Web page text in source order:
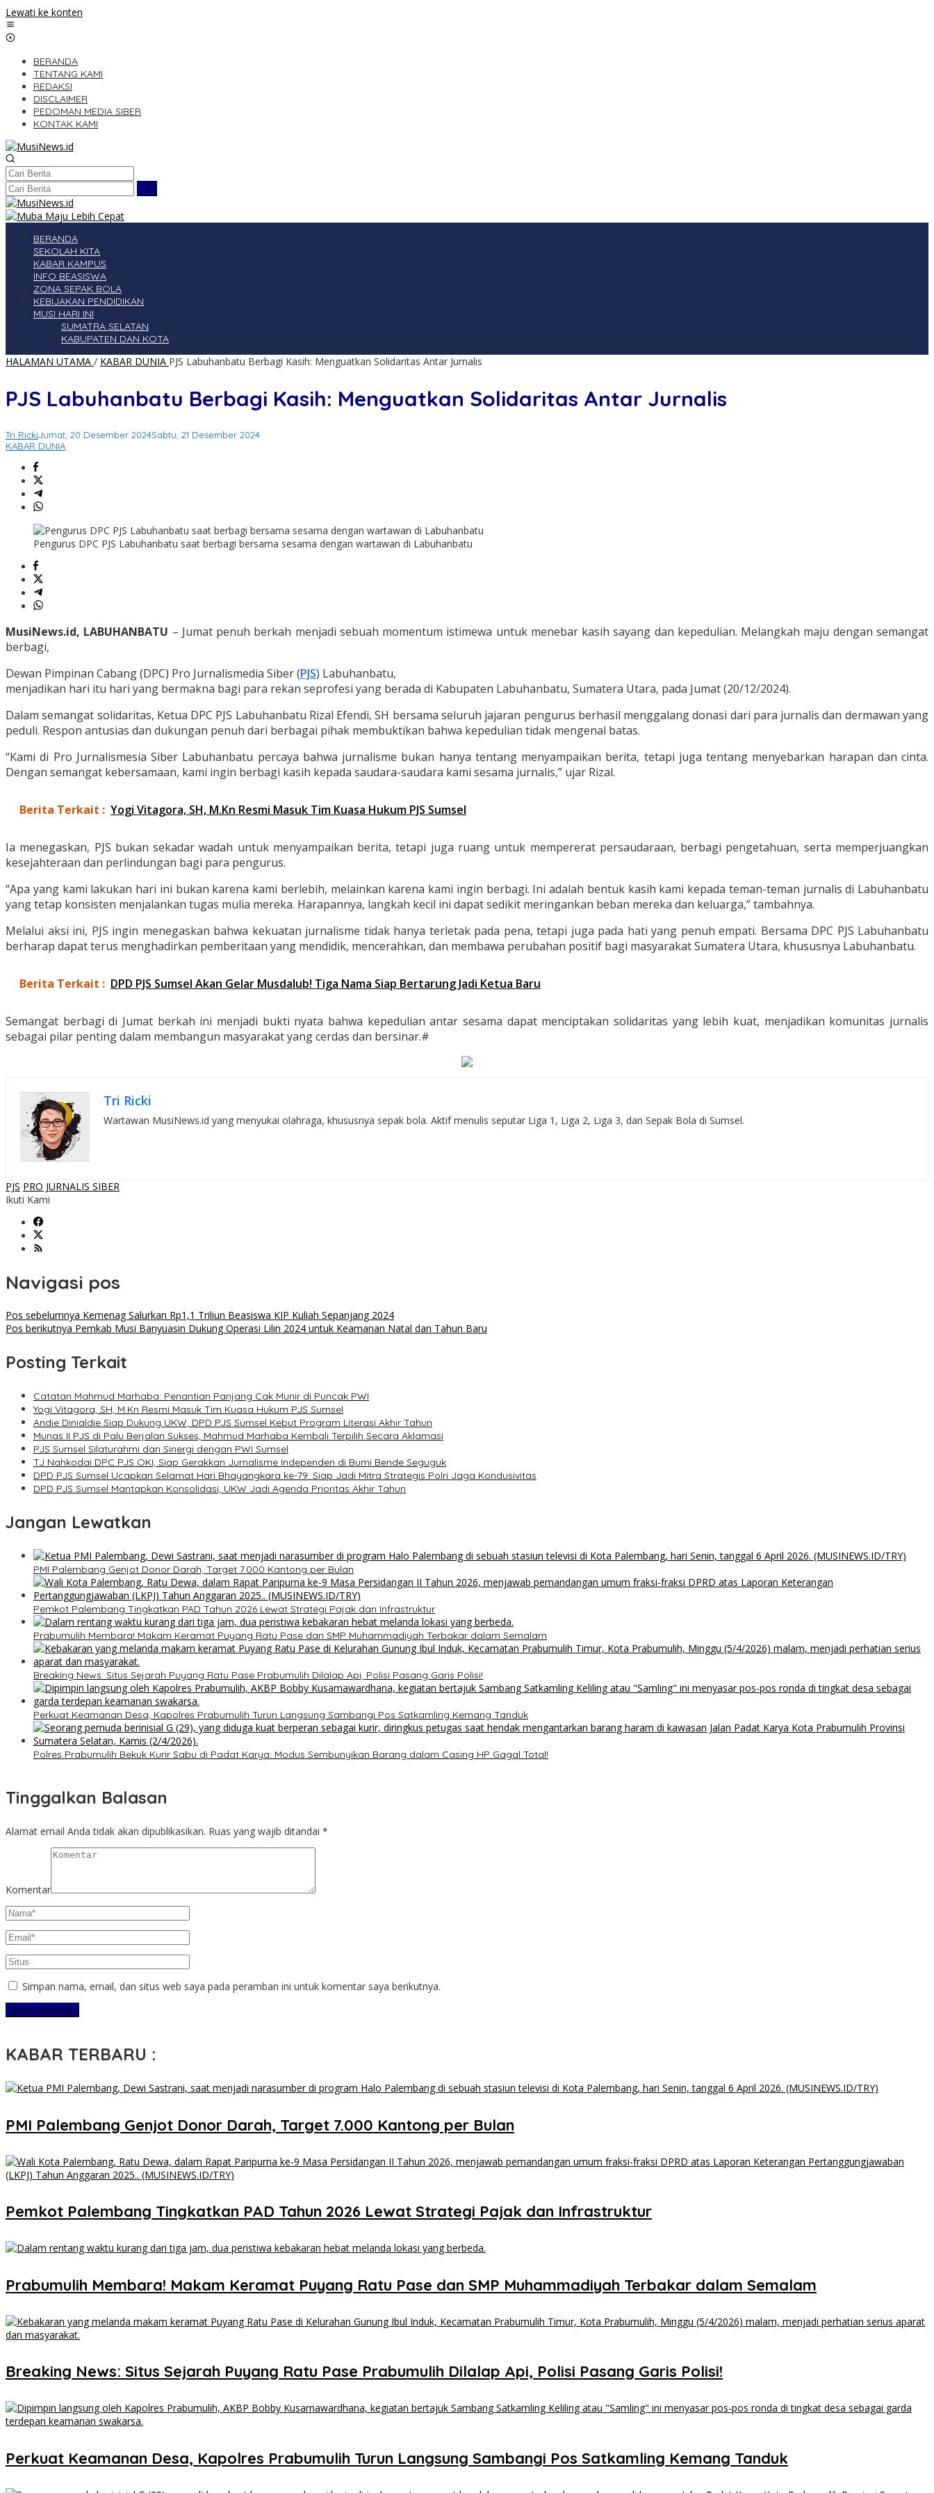
Lewati ke konten
BERANDA
TENTANG KAMI
REDAKSI
DISCLAIMER
PEDOMAN MEDIA SIBER
KONTAK KAMI
BERANDA
SEKOLAH KITA
KABAR KAMPUS
INFO BEASISWA
ZONA SEPAK BOLA
KEBIJAKAN PENDIDIKAN
MUSI HARI INI
SUMATRA SELATAN
KABUPATEN DAN KOTA
HALAMAN UTAMA / KABAR DUNIA PJS Labuhanbatu Berbagi Kasih: Menguatkan Solidaritas Antar Jurnalis
PJS Labuhanbatu Berbagi Kasih: Menguatkan Solidaritas Antar Jurnalis
Tri RickiJumat, 20 Desember 2024Sabtu, 21 Desember 2024
KABAR DUNIA
Pengurus DPC PJS Labuhanbatu saat berbagi bersama sesama dengan wartawan di Labuhanbatu
MusiNews.id, LABUHANBATU – Jumat penuh berkah menjadi sebuah momentum istimewa untuk menebar kasih sayang dan kepedulian. Melangkah maju dengan semangat
berbagi,
Dewan Pimpinan Cabang (DPC) Pro Jurnalismedia Siber (PJS) Labuhanbatu,
menjadikan hari itu hari yang bermakna bagi para rekan seprofesi yang berada di Kabupaten Labuhanbatu, Sumatera Utara, pada Jumat (20/12/2024).
Dalam semangat solidaritas, Ketua DPC PJS Labuhanbatu Rizal Efendi, SH bersama seluruh jajaran pengurus berhasil menggalang donasi dari para jurnalis dan dermawan yang
peduli. Respon antusias dan dukungan penuh dari berbagai pihak membuktikan bahwa kepedulian tidak mengenal batas.
“Kami di Pro Jurnalismesia Siber Labuhanbatu percaya bahwa jurnalisme bukan hanya tentang menyampaikan berita, tetapi juga tentang menyebarkan harapan dan cinta.
Dengan semangat kebersamaan, kami ingin berbagi kasih kepada saudara-saudara kami sesama jurnalis,” ujar Rizal.
Berita Terkait : Yogi Vitagora, SH, M.Kn Resmi Masuk Tim Kuasa Hukum PJS Sumsel
Ia menegaskan, PJS bukan sekadar wadah untuk menyampaikan berita, tetapi juga ruang untuk mempererat persaudaraan, berbagi pengetahuan, serta memperjuangkan
kesejahteraan dan perlindungan bagi para pengurus.
“Apa yang kami lakukan hari ini bukan karena kami berlebih, melainkan karena kami ingin berbagi. Ini adalah bentuk kasih kami kepada teman-teman jurnalis di Labuhanbatu
yang tetap konsisten menjalankan tugas mulia mereka. Harapannya, langkah kecil ini dapat sedikit meringankan beban mereka dan keluarga,” tambahnya.
Melalui aksi ini, PJS ingin menegaskan bahwa kekuatan jurnalisme tidak hanya terletak pada pena, tetapi juga pada hati yang penuh empati. Bersama DPC PJS Labuhanbatu
berharap dapat terus menghadirkan pemberitaan yang mendidik, mencerahkan, dan membawa perubahan positif bagi masyarakat Sumatera Utara, khususnya Labuhanbatu.
Berita Terkait : DPD PJS Sumsel Akan Gelar Musdalub! Tiga Nama Siap Bertarung Jadi Ketua Baru
Semangat berbagi di Jumat berkah ini menjadi bukti nyata bahwa kepedulian antar sesama dapat menciptakan solidaritas yang lebih kuat, menjadikan komunitas jurnalis
sebagai pilar penting dalam membangun masyarakat yang cerdas dan bersinar.#
Tri Ricki
Wartawan MusiNews.id yang menyukai olahraga, khususnya sepak bola. Aktif menulis seputar Liga 1, Liga 2, Liga 3, dan Sepak Bola di Sumsel.
PJS PRO JURNALIS SIBER
Ikuti Kami
Navigasi pos
Pos sebelumnya Kemenag Salurkan Rp1,1 Triliun Beasiswa KIP Kuliah Sepanjang 2024
Pos berikutnya Pemkab Musi Banyuasin Dukung Operasi Lilin 2024 untuk Keamanan Natal dan Tahun Baru
Posting Terkait
Catatan Mahmud Marhaba: Penantian Panjang Cak Munir di Puncak PWI
Yogi Vitagora, SH, M.Kn Resmi Masuk Tim Kuasa Hukum PJS Sumsel
Andie Dinialdie Siap Dukung UKW, DPD PJS Sumsel Kebut Program Literasi Akhir Tahun
Munas II PJS di Palu Berjalan Sukses, Mahmud Marhaba Kembali Terpilih Secara Aklamasi
PJS Sumsel Silaturahmi dan Sinergi dengan PWI Sumsel
TJ Nahkodai DPC PJS OKI, Siap Gerakkan Jurnalisme Independen di Bumi Bende Seguguk
DPD PJS Sumsel Ucapkan Selamat Hari Bhayangkara ke-79: Siap Jadi Mitra Strategis Polri Jaga Kondusivitas
DPD PJS Sumsel Mantapkan Konsolidasi, UKW Jadi Agenda Prioritas Akhir Tahun
Jangan Lewatkan
PMI Palembang Genjot Donor Darah, Target 7.000 Kantong per Bulan
Pemkot Palembang Tingkatkan PAD Tahun 2026 Lewat Strategi Pajak dan Infrastruktur
Prabumulih Membara! Makam Keramat Puyang Ratu Pase dan SMP Muhammadiyah Terbakar dalam Semalam
Breaking News: Situs Sejarah Puyang Ratu Pase Prabumulih Dilalap Api, Polisi Pasang Garis Polisi!
Perkuat Keamanan Desa, Kapolres Prabumulih Turun Langsung Sambangi Pos Satkamling Kemang Tanduk
Polres Prabumulih Bekuk Kurir Sabu di Padat Karya: Modus Sembunyikan Barang dalam Casing HP Gagal Total!
Tinggalkan Balasan
Alamat email Anda tidak akan dipublikasikan. Ruas yang wajib ditandai *
Komentar
Simpan nama, email, dan situs web saya pada peramban ini untuk komentar saya berikutnya.
KABAR TERBARU :
PMI Palembang Genjot Donor Darah, Target 7.000 Kantong per Bulan
Pemkot Palembang Tingkatkan PAD Tahun 2026 Lewat Strategi Pajak dan Infrastruktur
Prabumulih Membara! Makam Keramat Puyang Ratu Pase dan SMP Muhammadiyah Terbakar dalam Semalam
Breaking News: Situs Sejarah Puyang Ratu Pase Prabumulih Dilalap Api, Polisi Pasang Garis Polisi!
Perkuat Keamanan Desa, Kapolres Prabumulih Turun Langsung Sambangi Pos Satkamling Kemang Tanduk